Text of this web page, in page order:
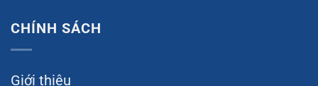
CHÍNH SÁCH
Giới thiệu